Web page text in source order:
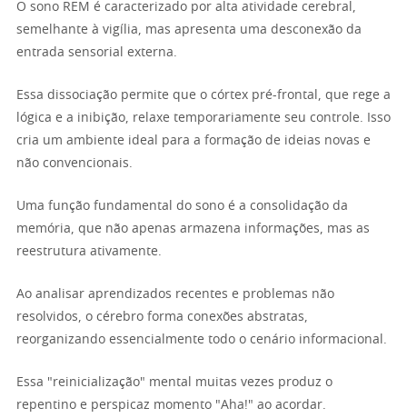
O sono REM é caracterizado por alta atividade cerebral,
semelhante à vigília, mas apresenta uma desconexão da
entrada sensorial externa.
Essa dissociação permite que o córtex pré-frontal, que rege a
lógica e a inibição, relaxe temporariamente seu controle. Isso
cria um ambiente ideal para a formação de ideias novas e
não convencionais.
Uma função fundamental do sono é a consolidação da
memória, que não apenas armazena informações, mas as
reestrutura ativamente.
Ao analisar aprendizados recentes e problemas não
resolvidos, o cérebro forma conexões abstratas,
reorganizando essencialmente todo o cenário informacional.
Essa "reinicialização" mental muitas vezes produz o
repentino e perspicaz momento "Aha!" ao acordar.